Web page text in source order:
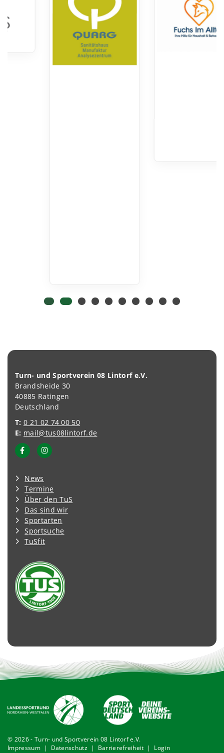
Turn- und Sportverein 08 Lintorf e.V.
Brandsheide 30
40885 Ratingen
Deutschland
T: 0 21 02 74 00 50
E: mail@tus08lintorf.de
News
Termine
Über den TuS
Das sind wir
Sportarten
Sportsuche
TuSfit
© 2026 - Turn- und Sportverein 08 Lintorf e.V.
Impressum| Datenschutz | Barrierefreiheit | Login